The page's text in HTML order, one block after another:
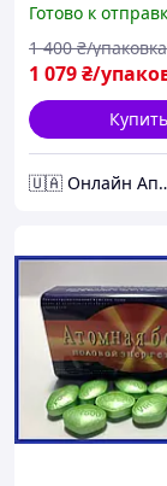
Готово к
1 079₴/
1 400 ₴/упаковка
Купить
🇺🇦